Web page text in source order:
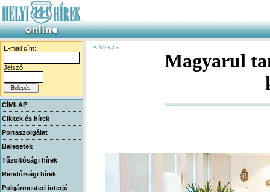
E-mail cím:
Jelszó:
CÍMLAP
Cikkek és hírek
Portaszolgálat
Balesetek
Tűzoltósági hírek
Rendőrségi hírek
Polgármesteri interjú
« Vissza
Magyarul